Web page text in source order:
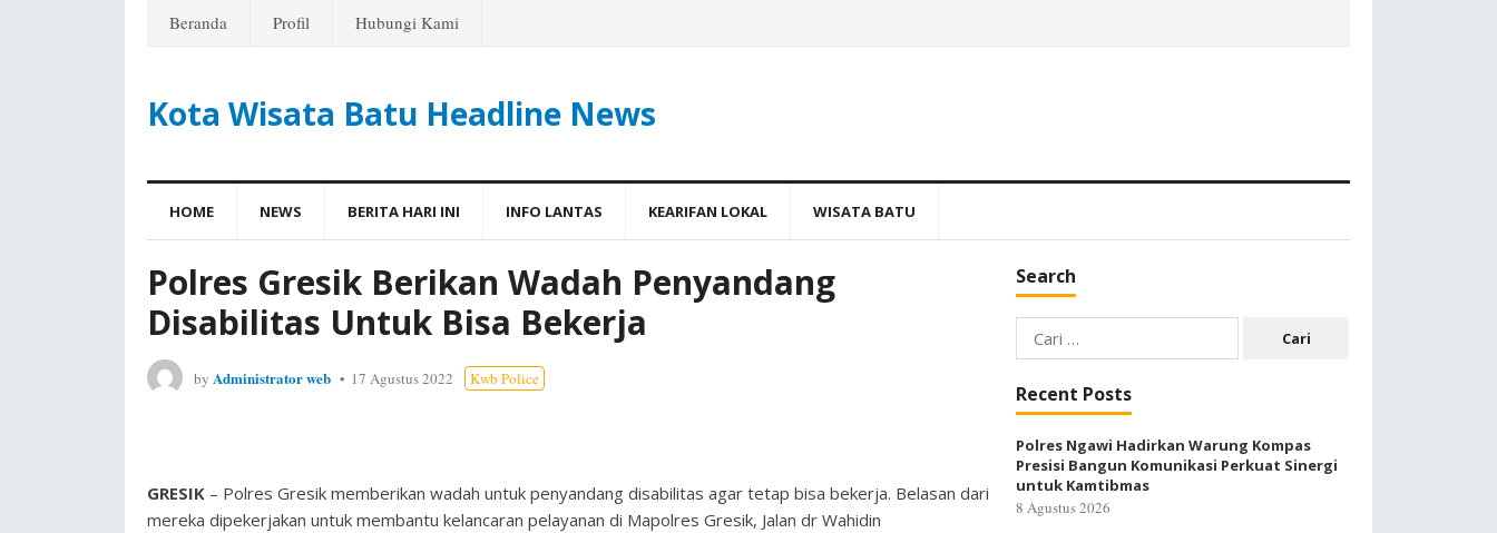
Beranda Profil Hubungi Kami
Kota Wisata Batu Headline News
HOME NEWS BERITA HARI INI INFO LANTAS KEARIFAN LOKAL WISATA BATU
Polres Gresik Berikan Wadah Penyandang
Disabilitas Untuk Bisa Bekerja
by Administrator web 17 Agustus 2022 Kwb Police
GRESIK – Polres Gresik memberikan wadah untuk penyandang disabilitas agar tetap bisa bekerja. Belasan dari
mereka dipekerjakan untuk membantu kelancaran pelayanan di Mapolres Gresik, Jalan dr Wahidin
Search
Cari
untuk:
Recent Posts
Polres Ngawi Hadirkan Warung Kompas
Presisi Bangun Komunikasi Perkuat Sinergi
untuk Kamtibmas
8 Agustus 2026